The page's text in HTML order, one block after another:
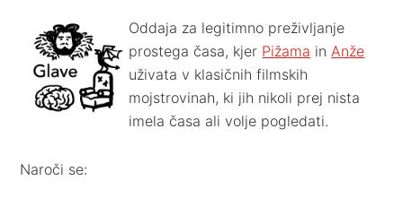
Oddaja za legitimno preživljanje
prostega časa, kjer Pižama inAnže
uživata v klasičnih filmskih
mojstrovinah, ki jih nikoli prej nista
imela časa ali volje pogledati.
Naroči se: